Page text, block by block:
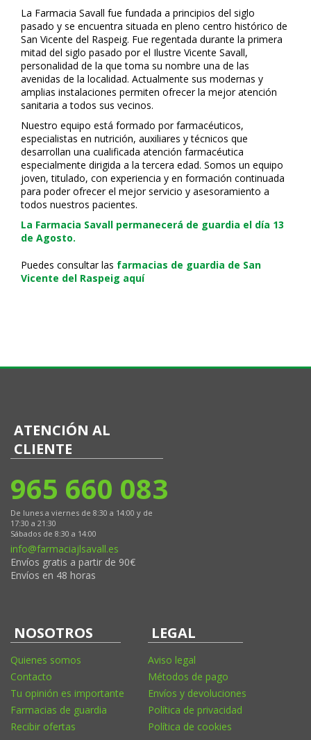
La Farmacia Savall fue fundada a principios del siglo
pasado y se encuentra situada en pleno centro histórico de
San Vicente del Raspeig. Fue regentada durante la primera
mitad del siglo pasado por el Ilustre Vicente Savall,
personalidad de la que toma su nombre una de las
avenidas de la localidad. Actualmente sus modernas y
amplias instalaciones permiten ofrecer la mejor atención
sanitaria a todos sus vecinos.
Nuestro equipo está formado por farmacéuticos,
especialistas en nutrición, auxiliares y técnicos que
desarrollan una cualificada atención farmacéutica
especialmente dirigida a la tercera edad. Somos un equipo
joven, titulado, con experiencia y en formación continuada
para poder ofrecer el mejor servicio y asesoramiento a
todos nuestros pacientes.
La Farmacia Savall permanecerá de guardia el día 13
de Agosto.
Puedes consultar las farmacias de guardia de San
Vicente del Raspeig aquí
ATENCIÓN AL
CLIENTE
965 660 083
De lunes a viernes de 8:30 a 14:00 y de
17:30 a 21:30
Sábados de 8:30 a 14:00
info@farmaciajlsavall.es
Envíos gratis a partir de 90€
Envíos en 48 horas
NOSOTROS
Quienes somos
Contacto
Tu opinión es importante
Farmacias de guardia
Recibir ofertas
LEGAL
Aviso legal
Métodos de pago
Envíos y devoluciones
Política de privacidad
Política de cookies